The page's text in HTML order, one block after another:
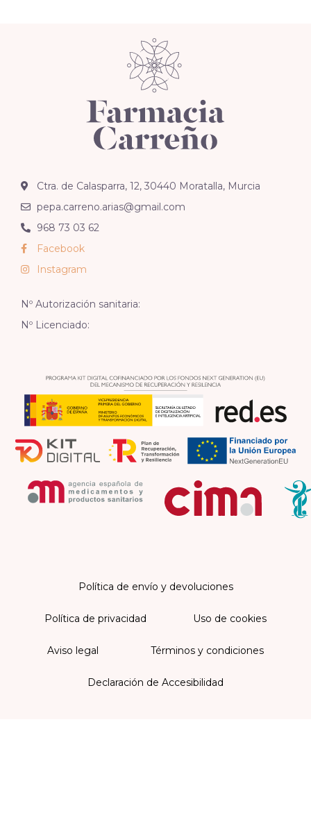
Ctra. de Calasparra, 12, 30440 Moratalla, Murcia
pepa.carreno.arias@gmail.com
968 73 03 62
Facebook
Instagram
Nº Autorización sanitaria:
Nº Licenciado:
Política de envío y devoluciones
Política de privacidad Uso de cookies
Aviso legal Términos y condiciones
Declaración de Accesibilidad